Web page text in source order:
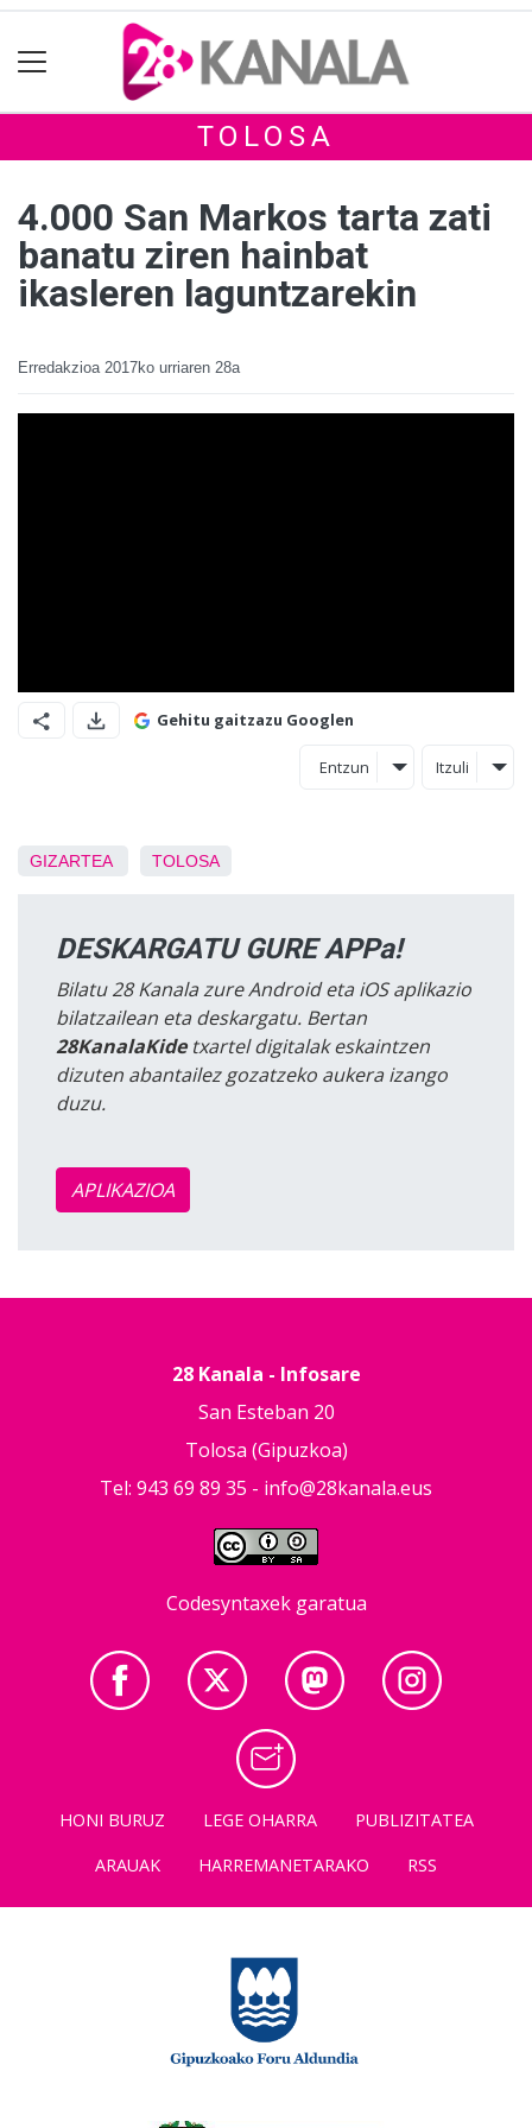
TOLOSA
4.000 San Markos tarta zati
banatu ziren hainbat
ikasleren laguntzarekin
Erredakzioa 2017ko urriaren 28a
Gehitu gaitzazu Googlen
Entzun Itzuli
GIZARTEA TOLOSA
DESKARGATU GURE APPa!
Bilatu 28 Kanala zure Android eta iOS aplikazio
bilatzailean eta deskargatu. Bertan
28KanalaKidetxartel digitalak eskaintzen
dizuten abantailez gozatzeko aukera izango
duzu.
APLIKAZIOA
28 Kanala - Infosare
San Esteban 20
Tolosa (Gipuzkoa)
Tel: 943 69 89 35 - info@28kanala.eus
Codesyntaxek garatua
HONI BURUZ LEGE OHARRA
PUBLIZITATEA
ARAUAK
HARREMANETARAKO RSS